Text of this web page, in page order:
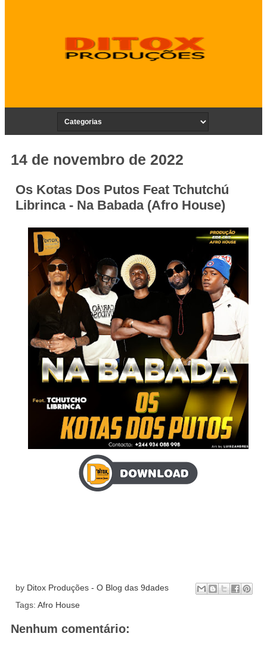
14 de novembro de 2022
Os Kotas Dos Putos Feat Tchutchú
Librinca - Na Babada (Afro House)
by Ditox Produções - O Blog das 9dades
Tags: Afro House
Nenhum comentário: